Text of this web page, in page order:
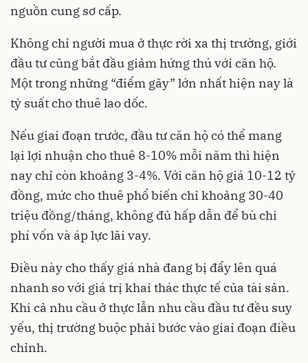
nguồn cung sơ cấp.
Không chỉ người mua ở thực rời xa thị trường, giới
đầu tư cũng bắt đầu giảm hứng thú với căn hộ.
Một trong những “điểm gãy” lớn nhất hiện nay là
tỷ suất cho thuê lao dốc.
Nếu giai đoạn trước, đầu tư căn hộ có thể mang
lại lợi nhuận cho thuê 8-10% mỗi năm thì hiện
nay chỉ còn khoảng 3-4%. Với căn hộ giá 10-12 tỷ
đồng, mức cho thuê phổ biến chỉ khoảng 30-40
triệu đồng/tháng, không đủ hấp dẫn để bù chi
phí vốn và áp lực lãi vay.
Điều này cho thấy giá nhà đang bị đẩy lên quá
nhanh so với giá trị khai thác thực tế của tài sản.
Khi cả nhu cầu ở thực lẫn nhu cầu đầu tư đều suy
yếu, thị trường buộc phải bước vào giai đoạn điều
chỉnh.